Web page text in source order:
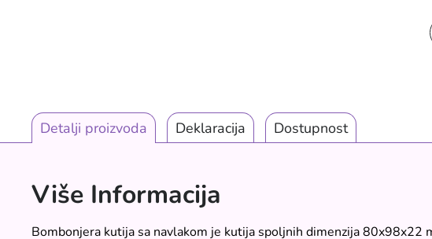
Detalji proizvoda Deklaracija Dostupnost
Više Informacija
Bombonjera kutija sa navlakom je kutija spoljnih dimenzija 80x98x22